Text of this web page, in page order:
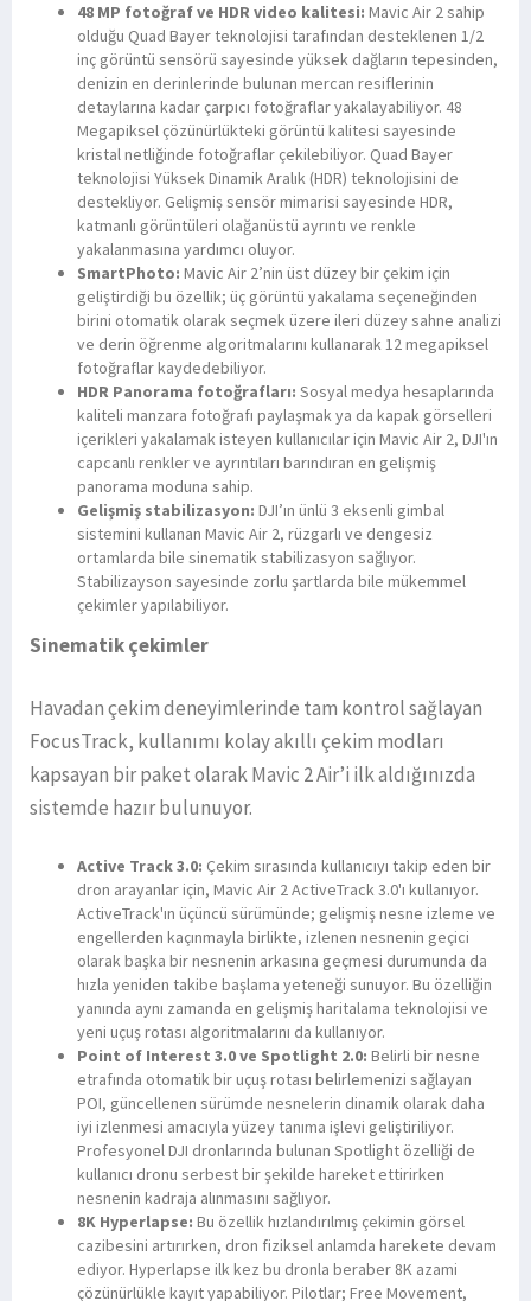
48 MP fotoğraf ve HDR video kalitesi: Mavic Air 2 sahip
olduğu Quad Bayer teknolojisi tarafından desteklenen 1/2
inç görüntü sensörü sayesinde yüksek dağların tepesinden,
denizin en derinlerinde bulunan mercan resiflerinin
detaylarına kadar çarpıcı fotoğraflar yakalayabiliyor. 48
Megapiksel çözünürlükteki görüntü kalitesi sayesinde
kristal netliğinde fotoğraflar çekilebiliyor. Quad Bayer
teknolojisi Yüksek Dinamik Aralık (HDR) teknolojisini de
destekliyor. Gelişmiş sensör mimarisi sayesinde HDR,
katmanlı görüntüleri olağanüstü ayrıntı ve renkle
yakalanmasına yardımcı oluyor.
SmartPhoto: Mavic Air 2’nin üst düzey bir çekim için
geliştirdiği bu özellik; üç görüntü yakalama seçeneğinden
birini otomatik olarak seçmek üzere ileri düzey sahne analizi
ve derin öğrenme algoritmalarını kullanarak 12 megapiksel
fotoğraflar kaydedebiliyor.
HDR Panorama fotoğrafları: Sosyal medya hesaplarında
kaliteli manzara fotoğrafı paylaşmak ya da kapak görselleri
içerikleri yakalamak isteyen kullanıcılar için Mavic Air 2, DJI'ın
capcanlı renkler ve ayrıntıları barındıran en gelişmiş
panorama moduna sahip.
Gelişmiş stabilizasyon: DJI’ın ünlü 3 eksenli gimbal
sistemini kullanan Mavic Air 2, rüzgarlı ve dengesiz
ortamlarda bile sinematik stabilizasyon sağlıyor.
Stabilizayson sayesinde zorlu şartlarda bile mükemmel
çekimler yapılabiliyor.
Sinematik çekimler
Havadan çekim deneyimlerinde tam kontrol sağlayan
FocusTrack, kullanımı kolay akıllı çekim modları
kapsayan bir paket olarak Mavic 2 Air’i ilk aldığınızda
sistemde hazır bulunuyor.
Active Track 3.0: Çekim sırasında kullanıcıyı takip eden bir
dron arayanlar için, Mavic Air 2 ActiveTrack 3.0'ı kullanıyor.
ActiveTrack'ın üçüncü sürümünde; gelişmiş nesne izleme ve
engellerden kaçınmayla birlikte, izlenen nesnenin geçici
olarak başka bir nesnenin arkasına geçmesi durumunda da
hızla yeniden takibe başlama yeteneği sunuyor. Bu özelliğin
yanında aynı zamanda en gelişmiş haritalama teknolojisi ve
yeni uçuş rotası algoritmalarını da kullanıyor.
Point of Interest 3.0 ve Spotlight 2.0: Belirli bir nesne
etrafında otomatik bir uçuş rotası belirlemenizi sağlayan
POI, güncellenen sürümde nesnelerin dinamik olarak daha
iyi izlenmesi amacıyla yüzey tanıma işlevi geliştiriliyor.
Profesyonel DJI dronlarında bulunan Spotlight özelliği de
kullanıcı dronu serbest bir şekilde hareket ettirirken
nesnenin kadraja alınmasını sağlıyor.
8K Hyperlapse: Bu özellik hızlandırılmış çekimin görsel
cazibesini artırırken, dron fiziksel anlamda harekete devam
ediyor. Hyperlapse ilk kez bu dronla beraber 8K azami
çözünürlükle kayıt yapabiliyor. Pilotlar; Free Movement,